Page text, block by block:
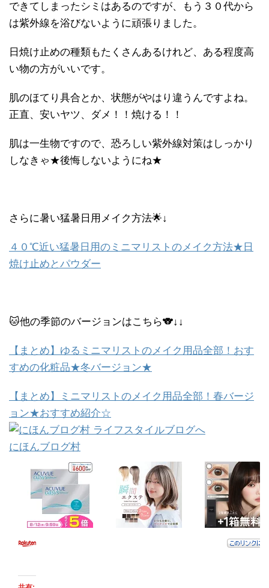
できてしまったシミはあるのですが、もう３０代から
は紫外線を浴びないように頑張りました。
日焼け止めの種類もたくさんあるけれど、ある程度高
い物の方がいいです。
肌のほてり具合とか、状態がやはり違うんですよね。
正直、安いヤツ、ダメ！！焼ける！！
肌は一生物ですので、恐ろしい紫外線対策はしっかり
しなきゃ★後悔しないようにね★
さらに暑い猛暑日用メイク方法🌟↓
４０℃近い猛暑日用のミニマリストのメイク方法★日
焼け止めとパウダー
🐱他の季節のバージョンはこちら🐨↓↓
【まとめ】ゆるミニマリストのメイク用品全部！おす
すめの化粧品★冬バージョン★
【まとめ】ミニマリストのメイク用品全部！春バージ
ョン★おすすめ紹介☆
にほんブログ村